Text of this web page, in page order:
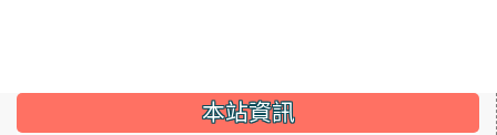
::: 本站資訊